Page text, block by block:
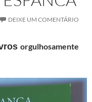
DEIXE UM COMENTÁRIO
orgulhosamente